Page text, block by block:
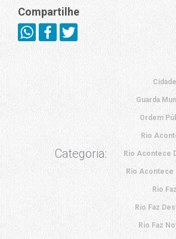
Compartilhe
Categoria:
Cidade
Guarda
Ordem
Rio
Rio Acontece
Rio Acontece
Rio Faz
Rio Faz
Rio Faz